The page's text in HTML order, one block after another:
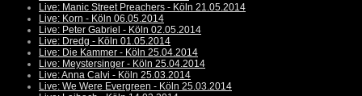
Live: Manic Street Preachers - Köln 21.05.2014
Live: Korn - Köln 06.05.2014
Live: Peter Gabriel - Köln 02.05.2014
Live: Dredg - Köln 01.05.2014
Live: Die Kammer - Köln 25.04.2014
Live: Meystersinger - Köln 25.04.2014
Live: Anna Calvi - Köln 25.03.2014
Live: We Were Evergreen - Köln 25.03.2014